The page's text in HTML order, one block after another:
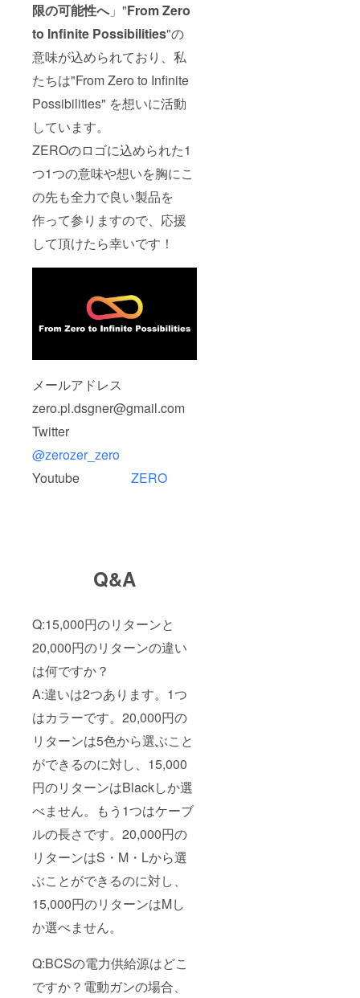
限の可能性へ」"From Zero
to Infinite Possibilities"の
意味が込められており、私
たちは"From Zero to Infinite
Possibilities" を想いに活動
しています。
ZEROのロゴに込められた1
つ1つの意味や想いを胸にこ
の先も全力で良い製品を
作って参りますので、応援
して頂けたら幸いです！
メールアドレス
zero.pl.dsgner@gmail.com
Twitter
@zerozer_zero
Youtube ZERO
Q&A
Q:15,000円のリターンと
20,000円のリターンの違い
は何ですか？
A:違いは2つあります。1つ
はカラーです。20,000円の
リターンは5色から選ぶこと
ができるのに対し、15,000
円のリターンはBlackしか選
べません。もう1つはケーブ
ルの長さです。20,000円の
リターンはS・M・Lから選
ぶことができるのに対し、
15,000円のリターンはMし
か選べません。
Q:BCSの電力供給源はどこ
ですか？電動ガンの場合、